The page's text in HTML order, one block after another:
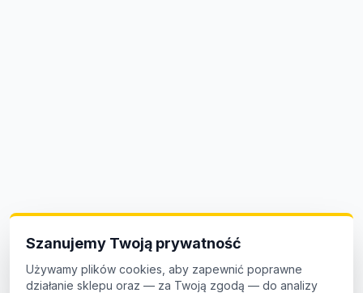
Szanujemy Twoją prywatność
Używamy plików cookies, aby zapewnić poprawne
działanie sklepu oraz — za Twoją zgodą — do analizy